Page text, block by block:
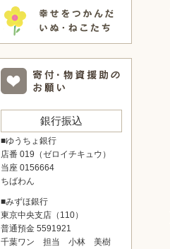
銀行振込
■ゆうちょ銀行
店番 019（ゼロイチキュウ）
当座 0156664
ちばわん
■みずほ銀行
東京中央支店（110）
普通預金 5591921
千葉ワン 担当 小林 美樹